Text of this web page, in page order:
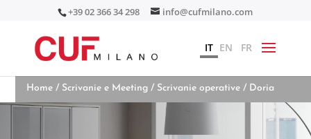
+39 02 366 34 298 info@cufmilano.com
IT EN FR
Home / Scrivanie e Meeting / Scrivanie operative / Doria